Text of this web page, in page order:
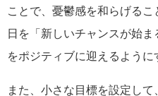
ことで、憂鬱感を和らげる
日を「新しいチャンスが始
をポジティブに迎えるように
また、小さな目標を設定し